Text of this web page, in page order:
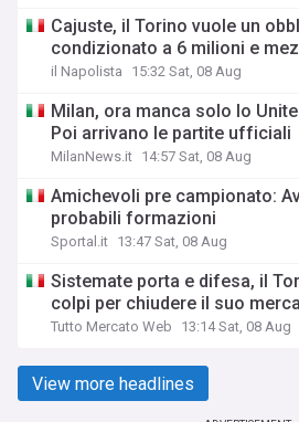
Cajuste, il Torino vuole un
condizionato a 6 milioni e
il Napolista 15:32 Sat, 08 Aug
Milan, ora manca solo lo
Poi arrivano le partite ufficiali
MilanNews.it 14:57 Sat, 08 Aug
Amichevoli pre campionato:
probabili formazioni
Sportal.it 13:47 Sat, 08 Aug
Sistemate porta e difesa, il
colpi per chiudere il suo
Tutto Mercato Web 13:14 Sat, 08 Aug
View more headlines